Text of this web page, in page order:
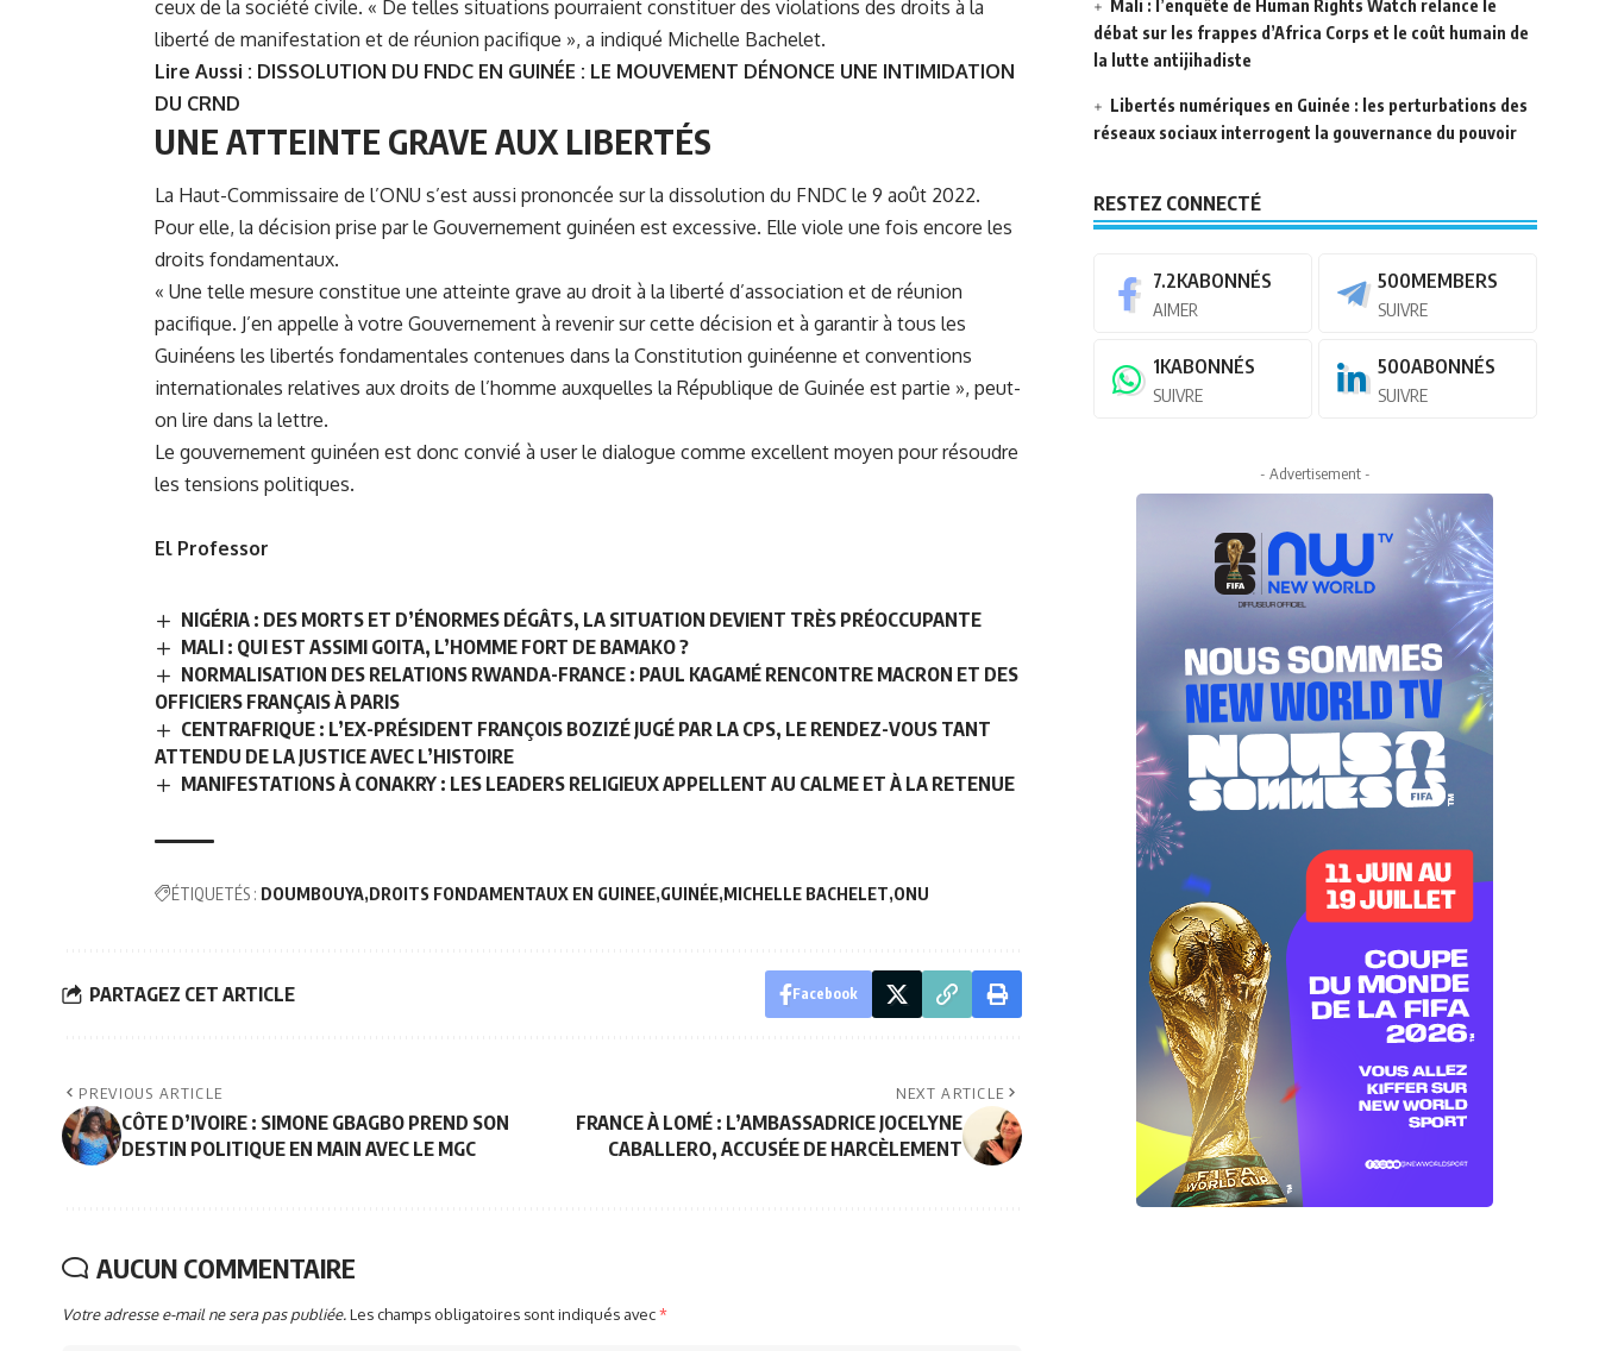
ceux de la société civile. « De telles situations pourraient constituer des violations des droits à la
liberté de manifestation et de réunion pacifique », a indiqué Michelle Bachelet.
Lire Aussi : DISSOLUTION DU FNDC EN GUINÉE : LE MOUVEMENT DÉNONCE UNE INTIMIDATION
DU CRND
UNE ATTEINTE GRAVE AUX LIBERTÉS
La Haut-Commissaire de l’ONU s’est aussi prononcée sur la dissolution du FNDC le 9 août 2022.
Pour elle, la décision prise par le Gouvernement guinéen est excessive. Elle viole une fois encore les
droits fondamentaux.
« Une telle mesure constitue une atteinte grave au droit à la liberté d’association et de réunion
pacifique. J’en appelle à votre Gouvernement à revenir sur cette décision et à garantir à tous les
Guinéens les libertés fondamentales contenues dans la Constitution guinéenne et conventions
internationales relatives aux droits de l’homme auxquelles la République de Guinée est partie », peut-
on lire dans la lettre.
Le gouvernement guinéen est donc convié à user le dialogue comme excellent moyen pour résoudre
les tensions politiques.
El Professor
NIGÉRIA : DES MORTS ET D’ÉNORMES DÉGÂTS, LA SITUATION DEVIENT TRÈS PRÉOCCUPANTE
MALI : QUI EST ASSIMI GOITA, L’HOMME FORT DE BAMAKO ?
NORMALISATION DES RELATIONS RWANDA-FRANCE : PAUL KAGAMÉ RENCONTRE MACRON ET DES
OFFICIERS FRANÇAIS À PARIS
CENTRAFRIQUE : L’EX-PRÉSIDENT FRANÇOIS BOZIZÉ JUGÉ PAR LA CPS, LE RENDEZ-VOUS TANT
ATTENDU DE LA JUSTICE AVEC L’HISTOIRE
MANIFESTATIONS À CONAKRY : LES LEADERS RELIGIEUX APPELLENT AU CALME ET À LA RETENUE
ÉTIQUETÉS : DOUMBOUYA DROITS FONDAMENTAUX EN GUINEE GUINÉE MICHELLE BACHELET ONU
PARTAGEZ CET ARTICLE Facebook
PREVIOUS ARTICLE
CÔTE D’IVOIRE : SIMONE GBAGBO PREND SON
DESTIN POLITIQUE EN MAIN AVEC LE MGC
NEXT ARTICLE
FRANCE À LOMÉ : L’AMBASSADRICE JOCELYNE
CABALLERO, ACCUSÉE DE HARCÈLEMENT
AUCUN COMMENTAIRE
Votre adresse e-mail ne sera pas publiée.Les champs obligatoires sont indiqués avec*
Mali : l’enquête de Human Rights Watch relance le
débat sur les frappes d’Africa Corps et le coût humain de
la lutte antijihadiste
Libertés numériques en Guinée : les perturbations des
réseaux sociaux interrogent la gouvernance du pouvoir
RESTEZ CONNECTÉ
7.2KABONNÉS
AIMER
500MEMBERS
SUIVRE
1KABONNÉS
SUIVRE
500ABONNÉS
SUIVRE
- Advertisement -